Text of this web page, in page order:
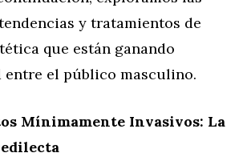
y tratamientos de
que están ganando
el público masculino.
Mínimamente Invasivos: La